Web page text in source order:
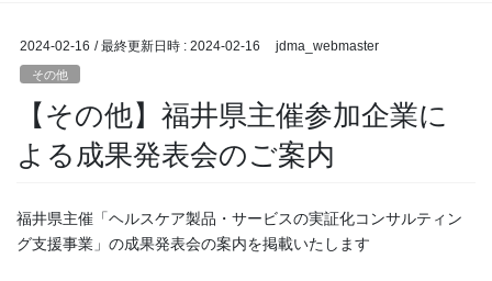
2024-02-16 / 最終更新日時 : 2024-02-16 jdma_webmaster
その他
【その他】福井県主催参加企業に
よる成果発表会のご案内
福井県主催「ヘルスケア製品・サービスの実証化コンサルティン
グ支援事業」の成果発表会の案内を掲載いたします